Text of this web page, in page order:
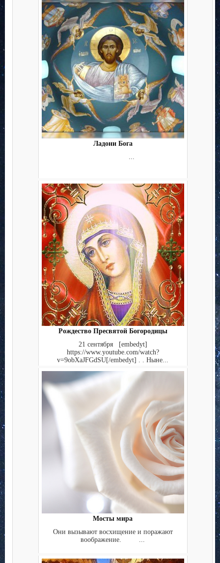
Ладони Бога
Рождество Пресвятой Богородицы
21 сентября [embedyt]
https://www.youtube.com/watch?
v=9obXaJFGdSU[/embedyt] . . Ныне...
Мосты мира
Они вызывают восхищение и поражают
воображение. ...